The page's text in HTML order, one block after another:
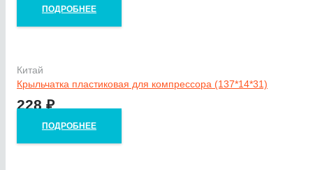
ПОДРОБНЕЕ
Китай
Крыльчатка пластиковая для компрессора (137*14*31)
228₽
ПОДРОБНЕЕ